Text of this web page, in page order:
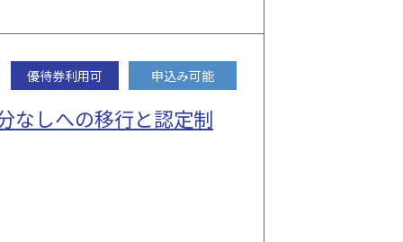
優待券利用可 申込み可能
なしへの移行と認定制